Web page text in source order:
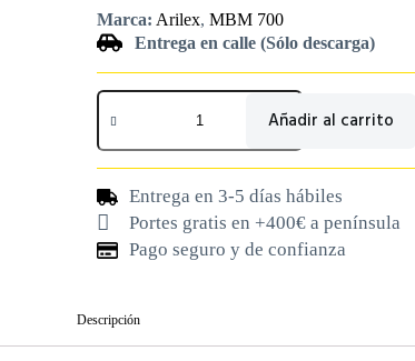
Marca: Arilex, MBM 700
Entrega en calle (Sólo descarga)
Añadir al carrito
Entrega en 3-5 días hábiles
Portes gratis en +400€ a península
Pago seguro y de confianza
Descripción